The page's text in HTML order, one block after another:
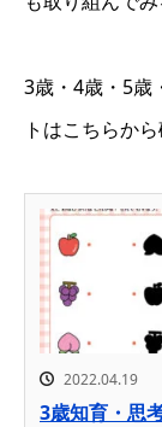
3歳・4歳・5歳
トはこちらから
2022.04.19
3歳知育・思